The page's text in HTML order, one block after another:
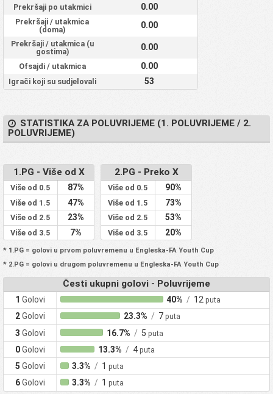
Prekršaji po utakmici 0.00
Prekršaji / utakmica
(doma)
0.00
Prekršaji / utakmica (u
gostima)
0.00
Ofsajdi / utakmica 0.00
Igrači koji su sudjelovali 53
STATISTIKA ZA POLUVRIJEME (1. POLUVRIJEME / 2.
POLUVRIJEME)
1.PG - Više od X
Više od 0.5 87%
Više od 1.5 47%
Više od 2.5 23%
Više od 3.5 7%
2.PG - Preko X
Više od 0.5 90%
Više od 1.5 73%
Više od 2.5 53%
Više od 3.5 20%
* 1.PG = golovi u prvom poluvremenu u Engleska-FA Youth Cup
* 2.PG = golovi u drugom poluvremenu u Engleska-FA Youth Cup
Česti ukupni golovi - Poluvrijeme
1 Golovi 40% / 12puta
2Golovi 23.3% / 7 puta
3 Golovi 16.7% / 5 puta
0Golovi 13.3% / 4 puta
5 Golovi 3.3% / 1puta
6Golovi 3.3% / 1puta